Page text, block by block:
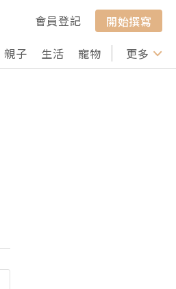
會員登記
開始撰寫
親子 生活 寵物 行山 打卡
更多